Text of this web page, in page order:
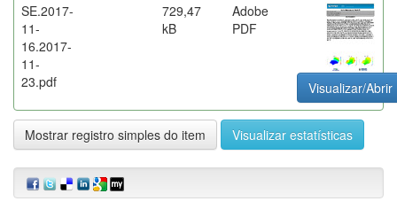
SE.2017-
11-
16.2017-
11-
23.pdf
729,47
kB
Adobe
PDF
Visualizar/Abrir
Mostrar registro simples do item Visualizar estatísticas